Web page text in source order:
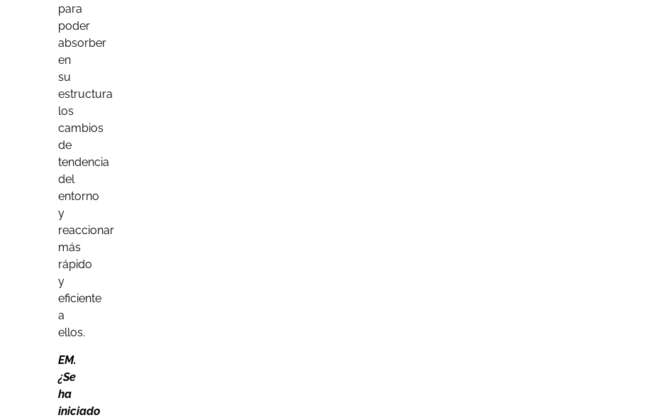
para
poder
absorber
en
su
estructura
los
cambios
de
tendencia
del
entorno
y
reaccionar
más
rápido
y
eficiente
a
ellos.
EM.
¿Se
ha
iniciado